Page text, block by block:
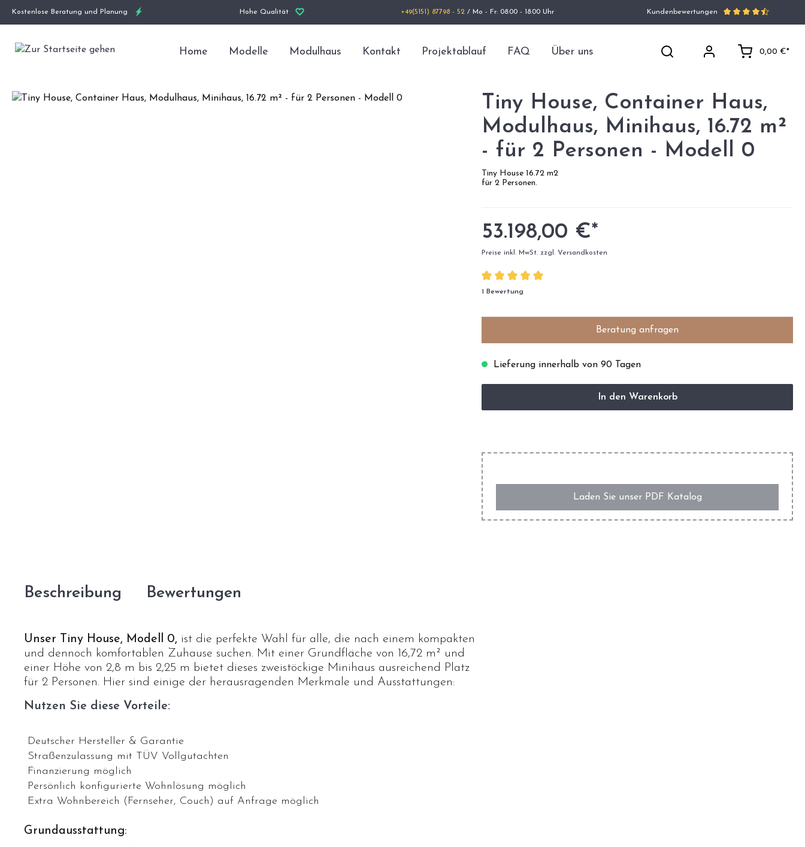
Kostenlose Beratung und Planung Hohe Qualität +49(5151) 87798 - 52 / Mo - Fr: 08:00 - 18:00 Uhr Kundenbewertungen
Home Modelle Modulhaus Kontakt Projektablauf FAQ Über uns 0,00 €*
Tiny House, Container Haus,
Modulhaus, Minihaus, 16.72 m²
- für 2 Personen - Modell 0
Tiny House 16.72 m2
für 2 Personen.
53.198,00 €*
Preise inkl. MwSt. zzgl. Versandkosten
1 Bewertung
Beratung anfragen
Lieferung innerhalb von 90 Tagen
In den Warenkorb
Laden Sie unser PDF Katalog
Beschreibung Bewertungen
Unser Tiny House, Modell 0, ist die perfekte Wahl für alle, die nach einem kompakten
und dennoch komfortablen Zuhause suchen. Mit einer Grundfläche von 16,72 m² und
einer Höhe von 2,8 m bis 2,25 m bietet dieses zweistöckige Minihaus ausreichend Platz
für 2 Personen. Hier sind einige der herausragenden Merkmale und Ausstattungen:
Nutzen Sie diese Vorteile:
Deutscher Hersteller & Garantie
Straßenzulassung mit TÜV Vollgutachten
Finanzierung möglich
Persönlich konfigurierte Wohnlösung möglich
Extra Wohnbereich (Fernseher, Couch) auf Anfrage möglich
Grundausstattung: